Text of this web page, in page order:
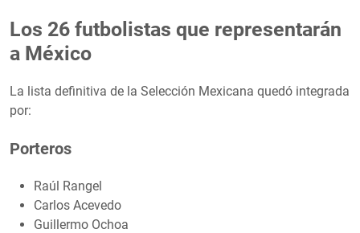
Los 26 futbolistas que representarán
a México
La lista definitiva de la Selección Mexicana quedó integrada
por:
Porteros
Raúl Rangel
Carlos Acevedo
Guillermo Ochoa